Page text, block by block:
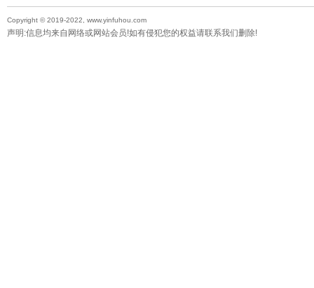
Copyright © 2019-2022, www.yinfuhou.com
声明:信息均来自网络或网站会员!如有侵犯您的权益请联系我们删除!